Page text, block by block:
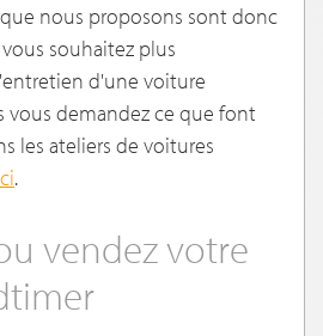
nous proposons sont donc
souhaitez plus
d'une voiture
vous demandez ce que font
les ateliers de voitures
.
vendez votre